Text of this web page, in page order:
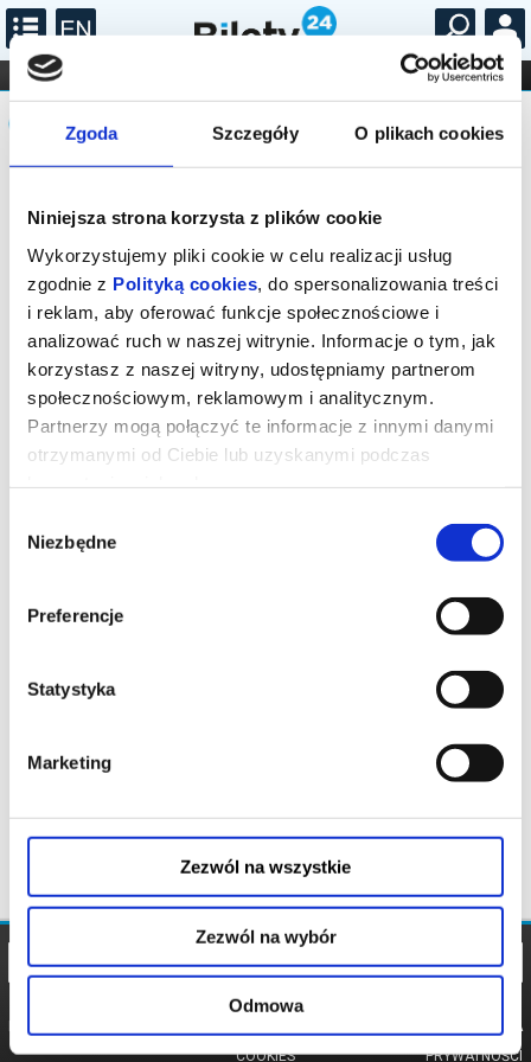
Zgoda Szczegóły O plikach cookies
Niniejsza strona korzysta z plików cookie
Wykorzystujemy pliki cookie w celu realizacji usług
zgodnie z Polityką cookies , do spersonalizowania treści
i reklam, aby oferować funkcje społecznościowe i
analizować ruch w naszej witrynie. Informacje o tym, jak
korzystasz z naszej witryny, udostępniamy partnerom
społecznościowym, reklamowym i analitycznym.
Partnerzy mogą połączyć te informacje z innymi danymi
otrzymanymi od Ciebie lub uzyskanymi podczas
zgody
Niezbędne
Preferencje
Statystyka
Marketing
Zezwól na wszystkie
Zezwól na wybór
Odmowa
KONCERTY TEATR ...
KABARET I
Komunikat
została zakończona.
POLITYKA
PRYWATNOŚCI
COOKIES